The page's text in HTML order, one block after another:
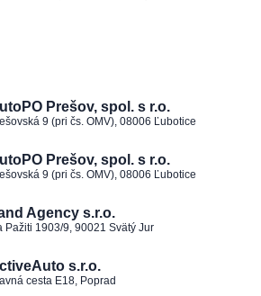
Prešov, spol. s r.o.
9 (pri čs. OMV), 08006 Ľubotice
Prešov, spol. s r.o.
9 (pri čs. OMV), 08006 Ľubotice
Agency s.r.o.
Pažiti 1903/9, 90021 Svätý Jur
s.r.o.
cesta E18, Poprad